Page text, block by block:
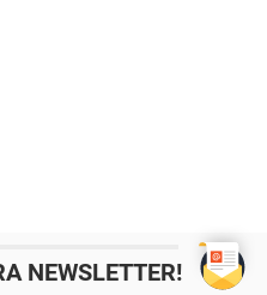
NEWSLETTER!